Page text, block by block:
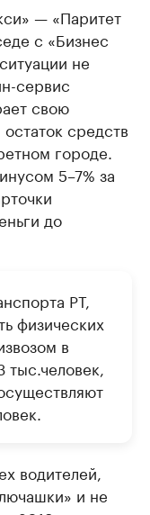
— «Паритет
с «Бизнес
не
сервис
свою
средств
городе.
5–7% за
до
РТ,
физических
в
водителей,
и не